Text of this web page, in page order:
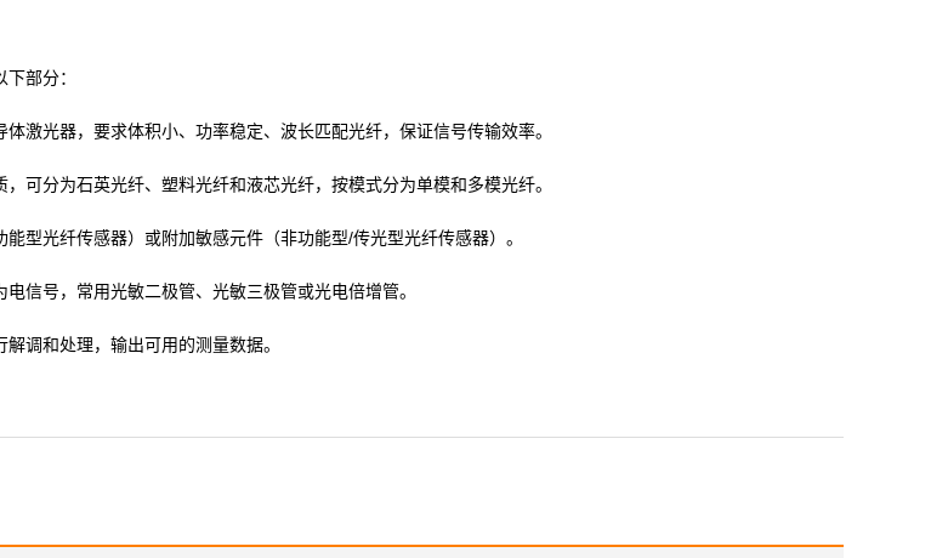
部分：
激光器，要求体积小、功率稳定、波长匹配光纤，保证信号传输效率。
可分为石英光纤、塑料光纤和液芯光纤，按模式分为单模和多模光纤。
型光纤传感器）或附加敏感元件（非功能型/传光型光纤传感器）。
信号，常用光敏二极管、光敏三极管或光电倍增管。
调和处理，输出可用的测量数据。